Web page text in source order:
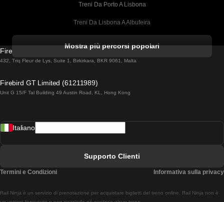
Treni Da Porto A Lisbona
Treni Da Lisbona A Albufeira
Treni Da Lisbona A Lagos
Treni Da Lisbona A Madrid
Mostra più percorsi popolari
Firebird GT Limited (OC 1451)
432, Triq Fleur de Lys, Suite 1, Birkirkara, BKR 9061, Malta
Firebird GT Limited (61211989)
Unit G 15/F Tal Building 49 Austin Road, KL, Hong Kong
Rail Ninja è un servizio di prenotazione per acquistare biglietti del treno online. Rail Ninja non è
Italiano
Supporto Clienti
Termini e Condizioni Informativa sulla privacy